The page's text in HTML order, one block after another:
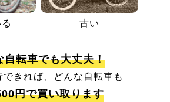
古い
自転車でも大丈夫！
できれば、どんな自転車も
円で買い取ります